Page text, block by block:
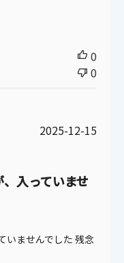
0
0
入っていませ
いませんでした 残念
公
2025-12-15